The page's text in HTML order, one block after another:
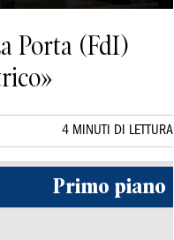
Porta (FdI)
4 MINUTI DI LETTURA
Primo piano